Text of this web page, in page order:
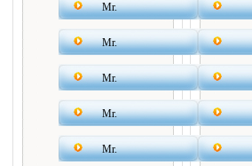
Mr.
Mr.
Mr.
Mr.
Mr.